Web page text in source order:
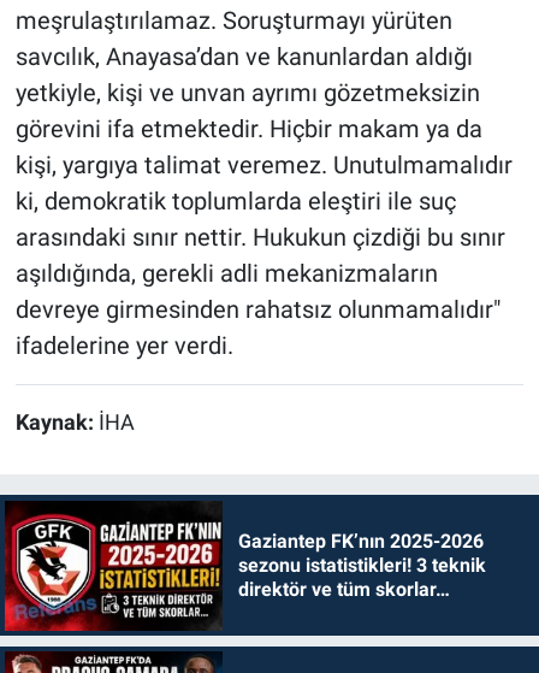
meşrulaştırılamaz. Soruşturmayı yürüten
savcılık, Anayasa’dan ve kanunlardan aldığı
yetkiyle, kişi ve unvan ayrımı gözetmeksizin
görevini ifa etmektedir. Hiçbir makam ya da
kişi, yargıya talimat veremez. Unutulmamalıdır
ki, demokratik toplumlarda eleştiri ile suç
arasındaki sınır nettir. Hukukun çizdiği bu sınır
aşıldığında, gerekli adli mekanizmaların
devreye girmesinden rahatsız olunmamalıdır"
ifadelerine yer verdi.
Kaynak: İHA
Gaziantep FK’nın 2025-2026
sezonu istatistikleri! 3 teknik
direktör ve tüm skorlar…